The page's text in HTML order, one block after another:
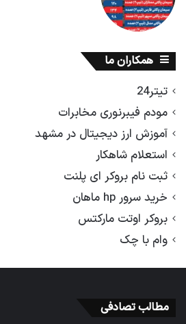
همکاران ما
تیتر24
مودم فیبرنوری مخابرات
آموزش ارز دیجیتال در مشهد
استعلام شاهکار
ثبت نام بروکر ای پلنت
خرید سرور hp ماهان
بروکر اوتت مارکتس
وام با چک
مطالب تصادفی